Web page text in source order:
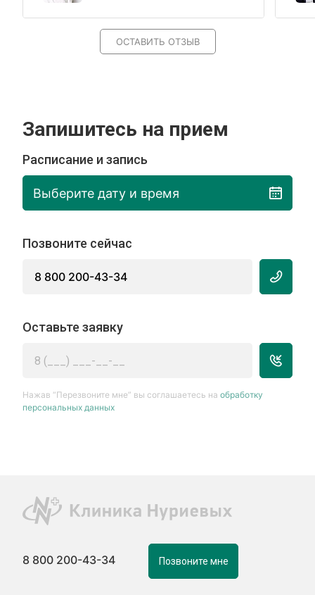
ОСТАВИТЬ ОТЗЫВ
Запишитесь на прием
Расписание и запись
Выберите дату и время
Позвоните сейчас
8 800 200-43-34
Оставьте заявку
Нажав “Перезвоните мне” вы соглашаетесь наобработку
персональных данных
8 800 200-43-34 Позвоните мне